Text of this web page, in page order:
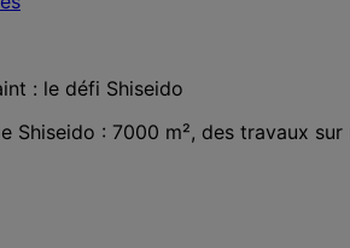
: le défi Shiseido
: 7000 m², des travaux